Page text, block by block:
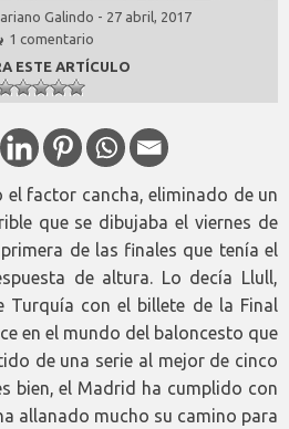
Galindo - 27 abril, 2017
1 comentario
ESTE ARTÍCULO
el factor cancha, eliminado de un
que se dibujaba el viernes de
de las finales que tenía el
de altura. Lo decía Llull,
Turquía con el billete de la Final
en el mundo del baloncesto que
de una serie al mejor de cinco
bien, el Madrid ha cumplido con
allanado mucho su camino para